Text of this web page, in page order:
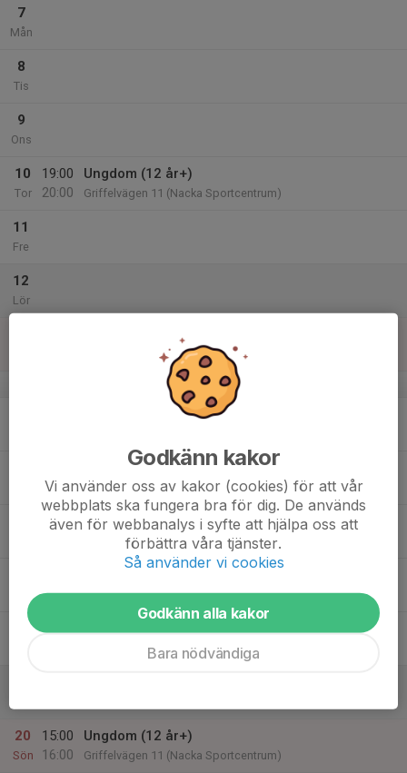
7
Mån
8
Tis
9
Ons
10
Tor
19:00
20:00
Ungdom (12 år+)
Griffelvägen 11 (Nacka Sportcentrum)
11
Fre
12
Lör
Ungdom (12 år+)
Griffelvägen 11 (Nacka Sportcentrum)
v.51
20:00
Griffelvägen 11 (Nacka Sportcentrum)
20
Sön
15:00
16:00
Ungdom (12 år+)
Griffelvägen 11 (Nacka Sportcentrum)
Godkänn kakor
Vi använder oss av kakor (cookies) för att vår
webbplats ska fungera bra för dig. De används
även för webbanalys i syfte att hjälpa oss att
förbättra våra tjänster.
Så använder vi cookies
Godkänn alla kakor
Bara nödvändiga